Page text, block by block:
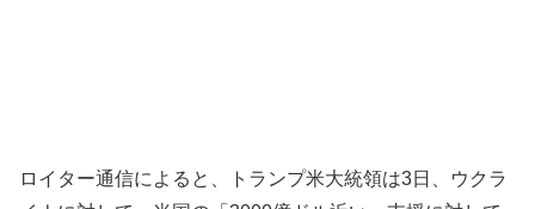
ロイター通信によると、トランプ米大統領は3日、ウクラ